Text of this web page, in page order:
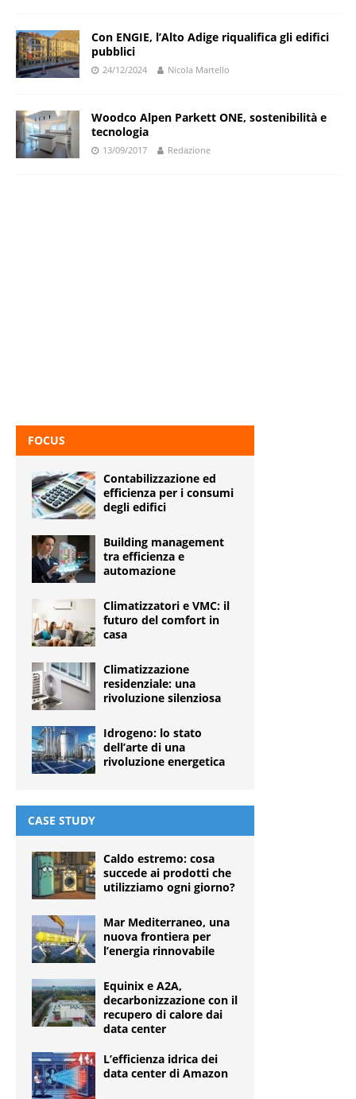
Con ENGIE, l’Alto Adige riqualifica gli edifici
pubblici
24/12/2024 Nicola Martello
Woodco Alpen Parkett ONE, sostenibilità e
tecnologia
13/09/2017 Redazione
FOCUS
Contabilizzazione ed
efficienza per i consumi
degli edifici
Building management
tra efficienza e
automazione
Climatizzatori e VMC: il
futuro del comfort in
casa
Climatizzazione
residenziale: una
rivoluzione silenziosa
Idrogeno: lo stato
dell’arte di una
rivoluzione energetica
CASE STUDY
Caldo estremo: cosa
succede ai prodotti che
utilizziamo ogni giorno?
Mar Mediterraneo, una
nuova frontiera per
l’energia rinnovabile
Equinix e A2A,
decarbonizzazione con il
recupero di calore dai
data center
L’efficienza idrica dei
data center di Amazon